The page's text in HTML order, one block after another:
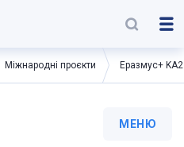
Міжнародні проєкти Еразмус+
МЕНЮ